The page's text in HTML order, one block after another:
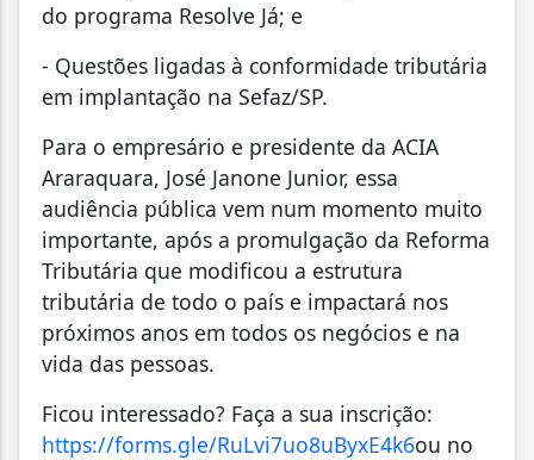
do programa Resolve Já; e
- Questões ligadas à conformidade tributária
em implantação na Sefaz/SP.
Para o empresário e presidente da ACIA
Araraquara, José Janone Junior, essa
audiência pública vem num momento muito
importante, após a promulgação da Reforma
Tributária que modificou a estrutura
tributária de todo o país e impactará nos
próximos anos em todos os negócios e na
vida das pessoas.
Ficou interessado? Faça a sua inscrição:
https://forms.gle/RuLvi7uo8uByxE4k6ou no